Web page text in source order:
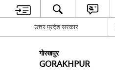
उत्तर प्रदेश सरकार
गोरखपुर
GORAKHPUR